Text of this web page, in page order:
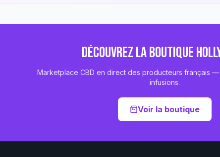
DÉCOUVREZ LA BOUTIQUE
Marketplace CBD en direct des producteurs français —
infusions.
Voir la boutique